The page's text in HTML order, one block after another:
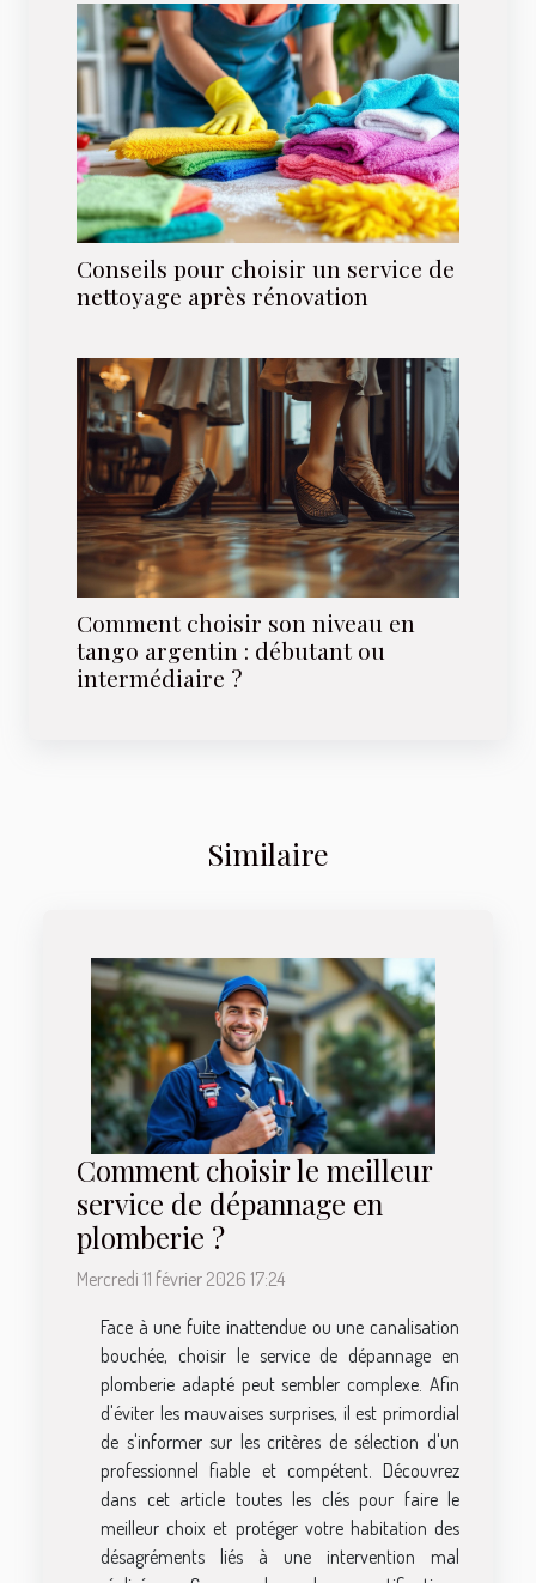
Conseils pour choisir un service de
nettoyage après rénovation
Comment choisir son niveau en
tango argentin : débutant ou
intermédiaire ?
Similaire
Comment choisir le meilleur
service de dépannage en
plomberie ?
Mercredi 11 février 2026 17:24
Face à une fuite inattendue ou une canalisation
bouchée, choisir le service de dépannage en
plomberie adapté peut sembler complexe. Afin
d'éviter les mauvaises surprises, il est primordial
de s'informer sur les critères de sélection d'un
professionnel fiable et compétent. Découvrez
dans cet article toutes les clés pour faire le
meilleur choix et protéger votre habitation des
désagréments liés à une intervention mal